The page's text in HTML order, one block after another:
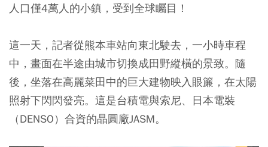
人口僅4萬人的小鎮，受到全球矚目！
這一天，記者從熊本車站向東北駛去，一小時車程
中，畫面在半途由城市切換成田野縱橫的景致。隨
後，坐落在高麗菜田中的巨大建物映入眼簾，在太陽
照射下閃閃發亮。這是台積電與索尼、日本電裝
（DENSO）合資的晶圓廠JASM。